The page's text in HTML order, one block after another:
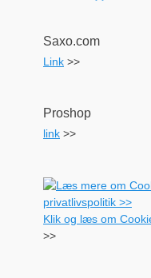
Saxo.com
Link >>
Proshop
link >>
Klik og læs om
>>